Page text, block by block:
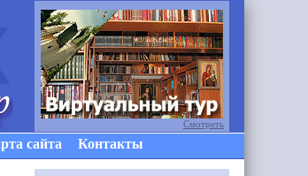
сайта Контакты
Смотреть